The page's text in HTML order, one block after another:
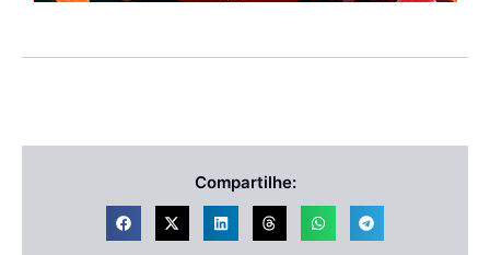
Compartilhe: